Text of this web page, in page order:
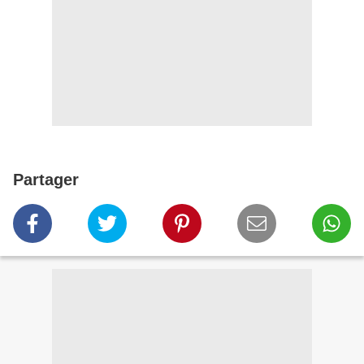
Partager